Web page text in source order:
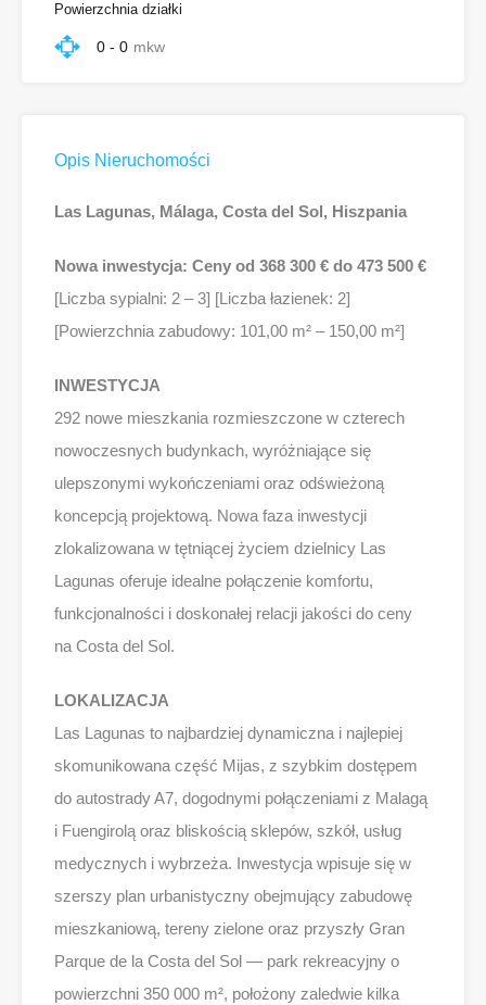
Powierzchnia działki
0 - 0 mkw
Opis Nieruchomości
Las Lagunas, Málaga, Costa del Sol, Hiszpania
Nowa inwestycja: Ceny od 368 300 € do 473 500 €
[Liczba sypialni: 2 – 3] [Liczba łazienek: 2]
[Powierzchnia zabudowy: 101,00 m² – 150,00 m²]
INWESTYCJA
292 nowe mieszkania rozmieszczone w czterech
nowoczesnych budynkach, wyróżniające się
ulepszonymi wykończeniami oraz odświeżoną
koncepcją projektową. Nowa faza inwestycji
zlokalizowana w tętniącej życiem dzielnicy Las
Lagunas oferuje idealne połączenie komfortu,
funkcjonalności i doskonałej relacji jakości do ceny
na Costa del Sol.
LOKALIZACJA
Las Lagunas to najbardziej dynamiczna i najlepiej
skomunikowana część Mijas, z szybkim dostępem
do autostrady A7, dogodnymi połączeniami z Malagą
i Fuengirolą oraz bliskością sklepów, szkół, usług
medycznych i wybrzeża. Inwestycja wpisuje się w
szerszy plan urbanistyczny obejmujący zabudowę
mieszkaniową, tereny zielone oraz przyszły Gran
Parque de la Costa del Sol — park rekreacyjny o
powierzchni 350 000 m², położony zaledwie kilka